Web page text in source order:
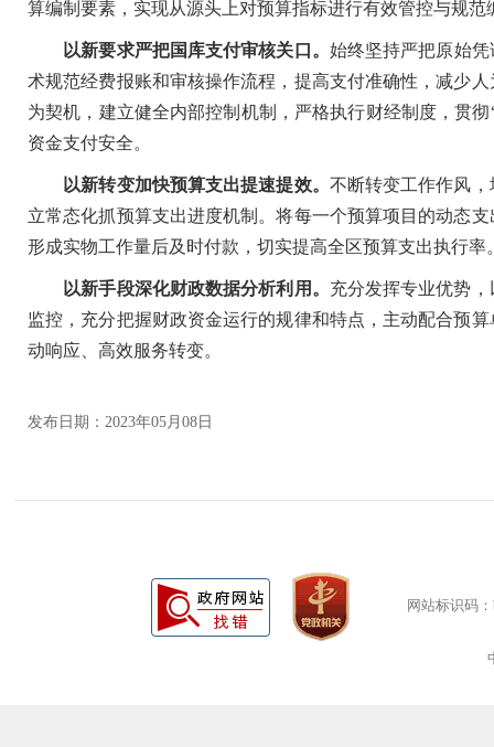
算编制要素，实现从源头上对预算指标进行有效管控与规范
以新要求严把国库支付审核关口。 始终坚持严把原始
术规范经费报账和审核操作流程，提高支付准确性，减少
为契机，建立健全内部控制机制，严格执行财经制度，贯
资金支付安全。
以新转变加快预算支出提速提效。 不断转变工作作风
立常态化抓预算支出进度机制。将每一个预算项目的动态
形成实物工作量后及时付款，切实提高全区预算支出执行率
以新手段深化财政数据分析利用。 充分发挥专业优势
监控，充分把握财政资金运行的规律和特点，主动配合预
动响应、高效服务转变。
发布日期：2023年05月08日
网站标识码